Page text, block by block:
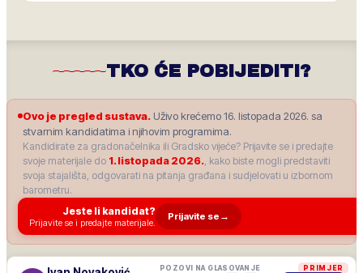
TKO ĆE POBIJEDITI?
Ovo je pregled sustava. Uživo krećemo 16. listopada 2026. sa
stvarnim kandidatima i njihovim programima.
Kandidirate za gradonačelnika ili Gradsko vijeće? Prijavite se i predajte
svoje materijale do 1. listopada 2026., kako biste mogli predstaviti
svoja stajališta, odgovarati na pitanja građana i sudjelovati u izbornom
barometru.
Jeste li kandidat?
Prijavite se i predajte materijale.
Prijavite se →
PRIMJER
POZOVI NA GLASOVANJE